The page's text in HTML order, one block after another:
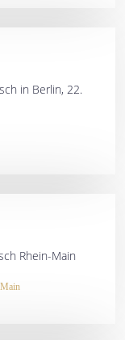
in Berlin, 22.
Rhein-Main